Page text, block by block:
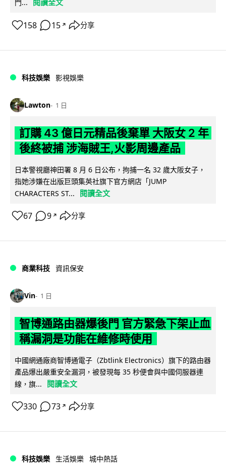
門... 閱讀全文
158 15 ↗ 分享
科技娛樂 影視娛樂
Lawton 1 日
訂購 43 億日元精品後棄單 大阪女 2 年
後終被捕 涉海賊王,火影周邊產品
日本警視廳神田署 8 月 6 日公布，拘捕一名 32 歲大阪女子，
指她涉嫌在出版巨頭集英社旗下官方網店「JUMP
CHARACTERS ST...
閱讀全文
67 9 ↗ 分享
商業科技 資訊保安
Vin 1 日
智博通路由器爆後門 官方緊急下架止血
稱漏洞是功能在維修時使用
中國網通廠商智博通電子（Zbtlink Electronics）旗下的路由器
產品爆出嚴重安全漏洞，被發現每 35 秒便會與中國伺服器連
線，旗...
閱讀全文
330 73 ↗ 分享
科技娛樂 生活娛樂 城中熱話